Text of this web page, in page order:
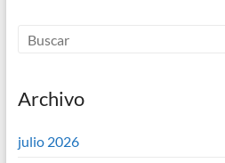
Archivo
julio 2026